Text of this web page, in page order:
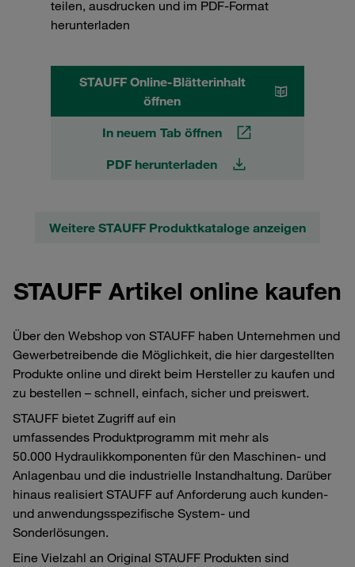
teilen, ausdrucken und im PDF-Format
herunterladen
STAUFF Online-Blätterinhalt
öffnen
In neuem Tab öffnen
PDF herunterladen
Weitere STAUFF Produktkataloge anzeigen
STAUFF Artikel online kaufen
Über den Webshop von STAUFF haben Unternehmen und
Gewerbetreibende die Möglichkeit, die hier dargestellten
Produkte online und direkt beim Hersteller zu kaufen und
zu bestellen – schnell, einfach, sicher und preiswert.
STAUFF bietet Zugriff auf ein
umfassendes Produktprogramm mit mehr als
50.000 Hydraulikkomponenten für den Maschinen- und
Anlagenbau und die industrielle Instandhaltung. Darüber
hinaus realisiert STAUFF auf Anforderung auch kunden-
und anwendungsspezifische System- und
Sonderlösungen.
Eine Vielzahl an Original STAUFF Produkten sind